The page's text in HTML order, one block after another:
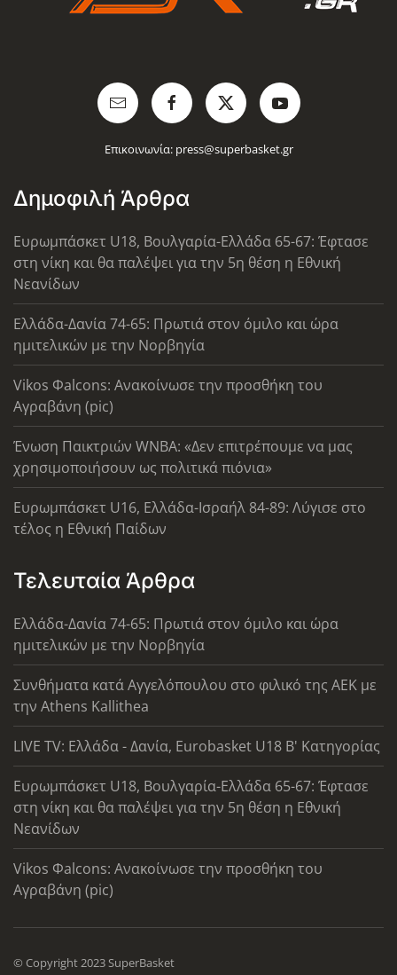
Επικοινωνία: press@superbasket.gr
Δημοφιλή Άρθρα
Ευρωμπάσκετ U18, Βουλγαρία-Ελλάδα 65-67: Έφτασε
στη νίκη και θα παλέψει για την 5η θέση η Εθνική
Νεανίδων
Ελλάδα-Δανία 74-65: Πρωτιά στον όμιλο και ώρα
ημιτελικών με την Νορβηγία
Vikos Φalcons: Ανακοίνωσε την προσθήκη του
Αγραβάνη (pic)
Ένωση Παικτριών WNBA: «Δεν επιτρέπουμε να μας
χρησιμοποιήσουν ως πολιτικά πιόνια»
Ευρωμπάσκετ U16, Ελλάδα-Ισραήλ 84-89: Λύγισε στο
τέλος η Εθνική Παίδων
Τελευταία Άρθρα
Ελλάδα-Δανία 74-65: Πρωτιά στον όμιλο και ώρα
ημιτελικών με την Νορβηγία
Συνθήματα κατά Αγγελόπουλου στο φιλικό της ΑΕΚ με
την Athens Kallithea
LIVE TV: Ελλάδα - Δανία, Eurobasket U18 Β' Κατηγορίας
Ευρωμπάσκετ U18, Βουλγαρία-Ελλάδα 65-67: Έφτασε
στη νίκη και θα παλέψει για την 5η θέση η Εθνική
Νεανίδων
Vikos Φalcons: Ανακοίνωσε την προσθήκη του
Αγραβάνη (pic)
© Copyright 2023 SuperBasket